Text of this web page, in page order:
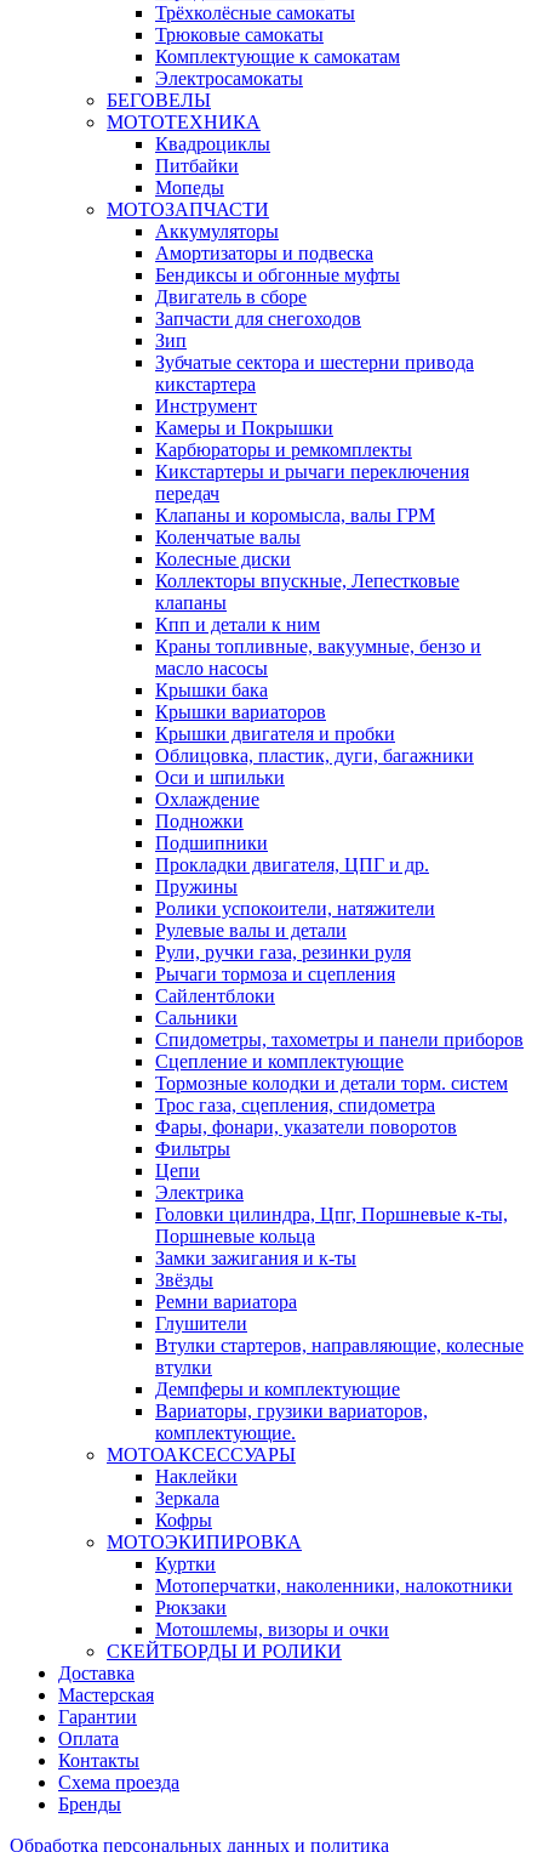
Трёхколёсные самокаты
Трюковые самокаты
Комплектующие к самокатам
Электросамокаты
БЕГОВЕЛЫ
МОТОТЕХНИКА
Квадроциклы
Питбайки
Мопеды
МОТОЗАПЧАСТИ
Аккумуляторы
Амортизаторы и подвеска
Бендиксы и обгонные муфты
Двигатель в сборе
Запчасти для снегоходов
Зип
Зубчатые сектора и шестерни привода
кикстартера
Инструмент
Камеры и Покрышки
Карбюраторы и ремкомплекты
Кикстартеры и рычаги переключения
передач
Клапаны и коромысла, валы ГРМ
Коленчатые валы
Колесные диски
Коллекторы впускные, Лепестковые
клапаны
Кпп и детали к ним
Краны топливные, вакуумные, бензо и
масло насосы
Крышки бака
Крышки вариаторов
Крышки двигателя и пробки
Облицовка, пластик, дуги, багажники
Оси и шпильки
Охлаждение
Подножки
Подшипники
Прокладки двигателя, ЦПГ и др.
Пружины
Ролики успокоители, натяжители
Рулевые валы и детали
Рули, ручки газа, резинки руля
Рычаги тормоза и сцепления
Сайлентблоки
Сальники
Спидометры, тахометры и панели приборов
Сцепление и комплектующие
Тормозные колодки и детали торм. систем
Трос газа, сцепления, спидометра
Фары, фонари, указатели поворотов
Фильтры
Цепи
Электрика
Головки цилиндра, Цпг, Поршневые к-ты,
Поршневые кольца
Замки зажигания и к-ты
Звёзды
Ремни вариатора
Глушители
Втулки стартеров, направляющие, колесные
втулки
Демпферы и комплектующие
Вариаторы, грузики вариаторов,
комплектующие.
МОТОАКСЕССУАРЫ
Наклейки
Зеркала
Кофры
МОТОЭКИПИРОВКА
Куртки
Мотоперчатки, наколенники, налокотники
Рюкзаки
Мотошлемы, визоры и очки
СКЕЙТБОРДЫ И РОЛИКИ
Доставка
Мастерская
Гарантии
Оплата
Контакты
Схема проезда
Бренды
Обработка персональных данных и политика